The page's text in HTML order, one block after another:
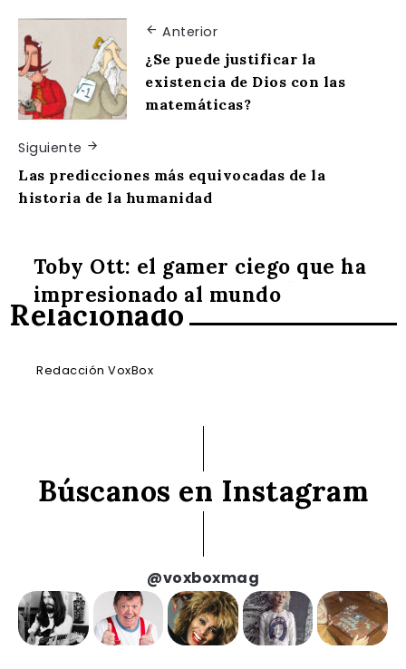
Anterior
¿Se puede justificar la
existencia de Dios con las
matemáticas?
Siguiente
Las predicciones más equivocadas de la
historia de la humanidad
Relacionado
Redacción VoxBox
Toby Ott: el gamer ciego que ha
impresionado al mundo
Búscanos en Instagram
@voxboxmag